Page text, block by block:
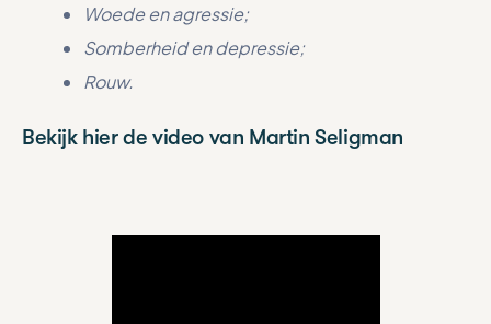
Woede en agressie;
Somberheid en depressie;
Rouw.
Bekijk hier de video van Martin Seligman